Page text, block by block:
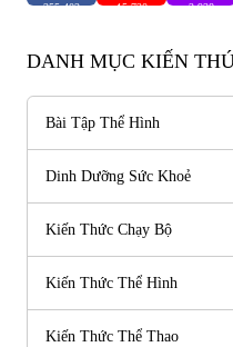
255,402 15,720 2,938
DANH MỤC KIẾN
Bài Tập Thể Hình
Dinh Dưỡng Sức Khoẻ
Kiến Thức Chạy Bộ
Kiến Thức Thể Hình
Kiến Thức Thể Thao